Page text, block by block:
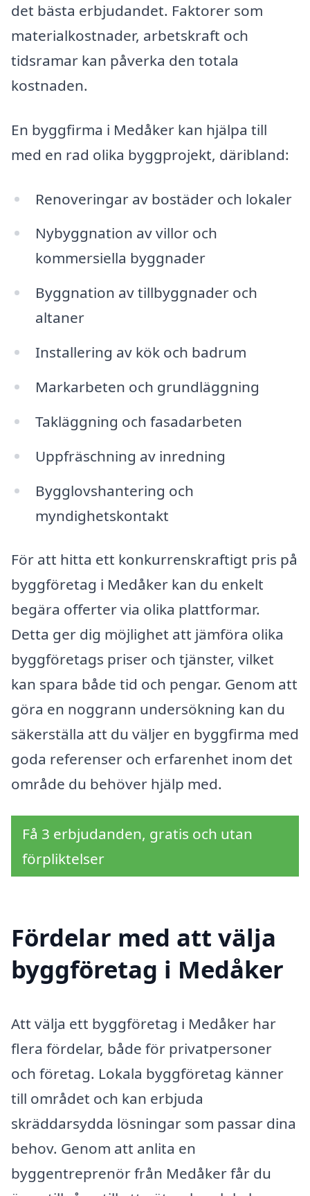
det bästa erbjudandet. Faktorer som
materialkostnader, arbetskraft och
tidsramar kan påverka den totala
kostnaden.
En byggfirma i Medåker kan hjälpa till
med en rad olika byggprojekt, däribland:
Renoveringar av bostäder och lokaler
Nybyggnation av villor och
kommersiella byggnader
Byggnation av tillbyggnader och
altaner
Installering av kök och badrum
Markarbeten och grundläggning
Takläggning och fasadarbeten
Uppfräschning av inredning
Bygglovshantering och
myndighetskontakt
För att hitta ett konkurrenskraftigt pris på
byggföretag i Medåker kan du enkelt
begära offerter via olika plattformar.
Detta ger dig möjlighet att jämföra olika
byggföretags priser och tjänster, vilket
kan spara både tid och pengar. Genom att
göra en noggrann undersökning kan du
säkerställa att du väljer en byggfirma med
goda referenser och erfarenhet inom det
område du behöver hjälp med.
Få 3 erbjudanden, gratis och utan
förpliktelser
Fördelar med att välja
byggföretag i Medåker
Att välja ett byggföretag i Medåker har
flera fördelar, både för privatpersoner
och företag. Lokala byggföretag känner
till området och kan erbjuda
skräddarsydda lösningar som passar dina
behov. Genom att anlita en
byggentreprenör från Medåker får du